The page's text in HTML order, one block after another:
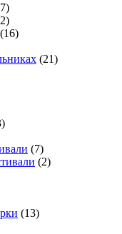
(16)
(21)
(7)
(2)
(13)